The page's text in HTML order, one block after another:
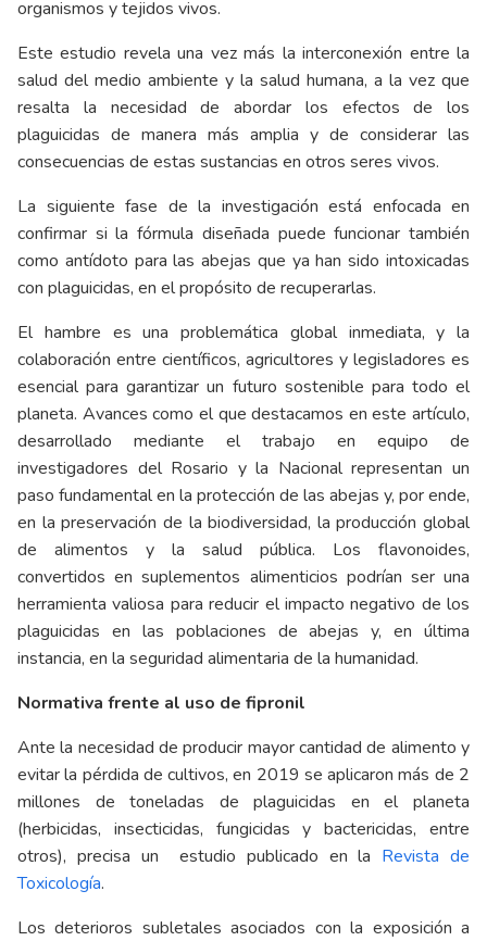
organismos y tejidos vivos.
Este estudio revela una vez más la interconexión entre la
salud del medio ambiente y la salud humana, a la vez que
resalta la necesidad de abordar los efectos de los
plaguicidas de manera más amplia y de considerar las
consecuencias de estas sustancias en otros seres vivos.
La siguiente fase de la investigación está enfocada en
confirmar si la fórmula diseñada puede funcionar también
como antídoto para las abejas que ya han sido intoxicadas
con plaguicidas, en el propósito de recuperarlas.
El hambre es una problemática global inmediata, y la
colaboración entre científicos, agricultores y legisladores es
esencial para garantizar un futuro sostenible para todo el
planeta. Avances como el que destacamos en este artículo,
desarrollado mediante el trabajo en equipo de
investigadores del Rosario y la Nacional representan un
paso fundamental en la protección de las abejas y, por ende,
en la preservación de la biodiversidad, la producción global
de alimentos y la salud pública. Los flavonoides,
convertidos en suplementos alimenticios podrían ser una
herramienta valiosa para reducir el impacto negativo de los
plaguicidas en las poblaciones de abejas y, en última
instancia, en la seguridad alimentaria de la humanidad.
Normativa frente al uso de fipronil
Ante la necesidad de producir mayor cantidad de alimento y
evitar la pérdida de cultivos, en 2019 se aplicaron más de 2
millones de toneladas de plaguicidas en el planeta
(herbicidas, insecticidas, fungicidas y bactericidas, entre
otros), precisa un estudio publicado en la Revista de
Toxicología.
Los deterioros subletales asociados con la exposición a